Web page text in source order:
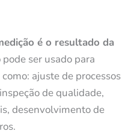
é o resultado da
ser usado para
ajuste de processos
de qualidade,
desenvolvimento de